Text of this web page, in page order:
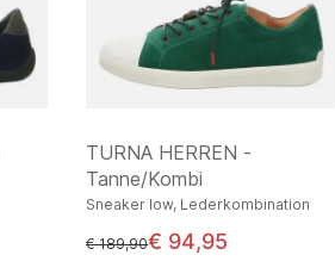
TURNA HERREN -
Tanne/Kombi
Sneaker low, Lederkombination
statt
€ 189,90€ 94,95